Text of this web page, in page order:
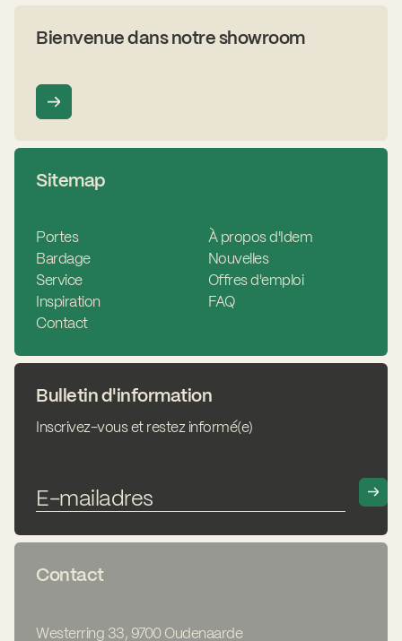
Bienvenue dans notre showroom
Sitemap
Portes
Bardage
Service
Inspiration
Contact
À propos d'Idem
Nouvelles
Offres d'emploi
FAQ
Bulletin d'information
Inscrivez-vous et restez informé(e)
Contact
Westerring 33, 9700 Oudenaarde